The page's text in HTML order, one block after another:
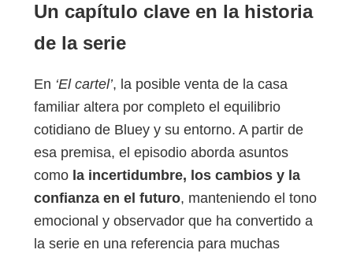
Un capítulo clave en la historia
de la serie
En ‘El cartel’, la posible venta de la casa
familiar altera por completo el equilibrio
cotidiano de Bluey y su entorno. A partir de
esa premisa, el episodio aborda asuntos
como la incertidumbre, los cambios y la
confianza en el futuro, manteniendo el tono
emocional y observador que ha convertido a
la serie en una referencia para muchas